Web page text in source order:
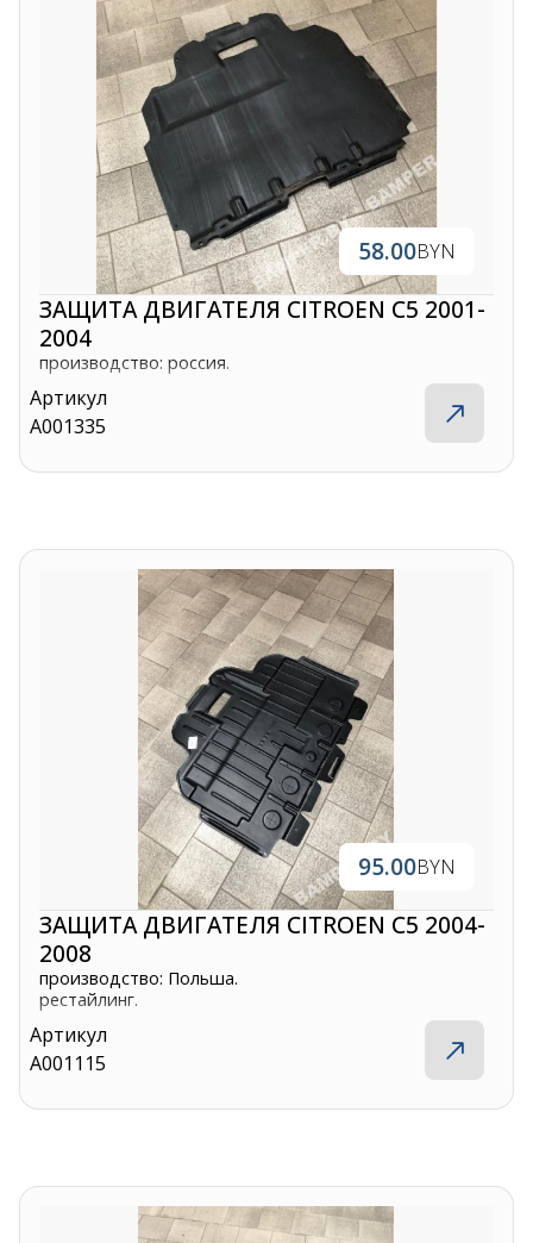
58.00BYN
ЗАЩИТА ДВИГАТЕЛЯ CITROEN C5 2001-
2004
производство: россия.
Артикул
A001335
95.00BYN
ЗАЩИТА ДВИГАТЕЛЯ CITROEN C5 2004-
2008
производство: Польша.
рестайлинг.
Артикул
A001115
+375 29 870 15 80
Viber
shupik21@bk.ru